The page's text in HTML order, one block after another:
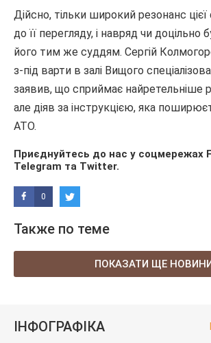
Дійсно, тільки широкий резонанс
до її перегляду, і навряд чи доцільно
його тим же суддям. Сергій
з-під варти в залі Вищого
заявив, що сприймає найретельніше
але діяв за інструкцією, яка
АТО.
Приєднуйтесь до нас у соцмережах
Telegram та Twitter.
0
Также по теме
ПОКАЗАТИ ЩЕ
ІНФОГРАФІКА